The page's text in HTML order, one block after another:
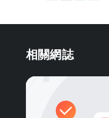
相關網誌